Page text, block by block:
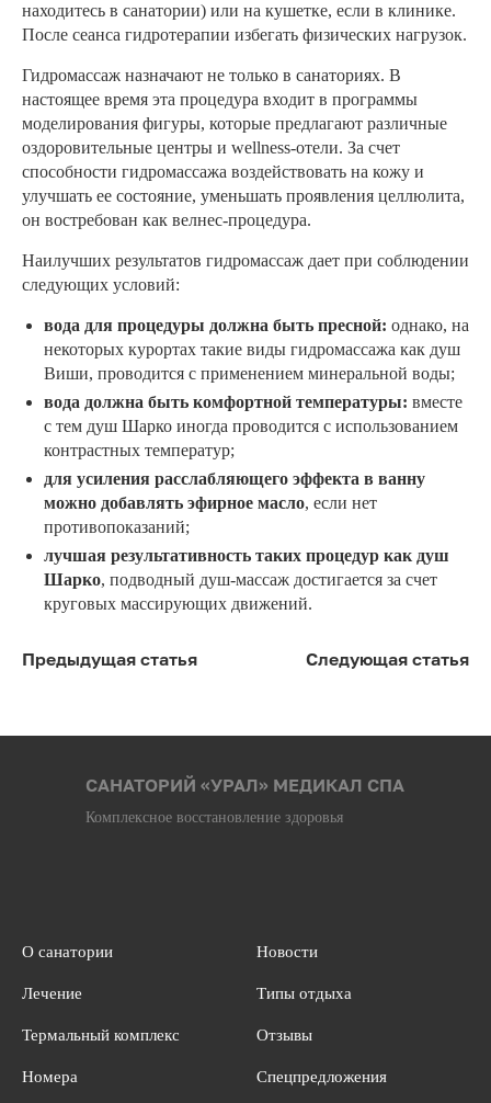
находитесь в санатории) или на кушетке, если в клинике.
После сеанса гидротерапии избегать физических нагрузок.
Гидромассаж назначают не только в санаториях. В
настоящее время эта процедура входит в программы
моделирования фигуры, которые предлагают различные
оздоровительные центры и wellness-отели. За счет
способности гидромассажа воздействовать на кожу и
улучшать ее состояние, уменьшать проявления целлюлита,
он востребован как велнес-процедура.
Наилучших результатов гидромассаж дает при соблюдении
следующих условий:
вода для процедуры должна быть пресной: однако, на
некоторых курортах такие виды гидромассажа как душ
Виши, проводится с применением минеральной воды;
вода должна быть комфортной температуры: вместе
с тем душ Шарко иногда проводится с использованием
контрастных температур;
для усиления расслабляющего эффекта в ванну
можно добавлять эфирное масло, если нет
противопоказаний;
лучшая результативность таких процедур как душ
Шарко, подводный душ-массаж достигается за счет
круговых массирующих движений.
Предыдущая статья Следующая статья
САНАТОРИЙ «УРАЛ» МЕДИКАЛ СПА
Комплексное восстановление здоровья
О санатории
Лечение
Термальный комплекс
Номера
Новости
Типы отдыха
Отзывы
Спецпредложения